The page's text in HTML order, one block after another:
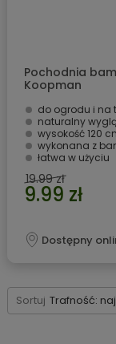
Pochodnia
Koopman
do ogrodu i na
naturalny
wysokość 120
wykonana z
łatwa w użyciu
19.99 zł
9.99 zł
Dostępny
Sortuj Trafność: